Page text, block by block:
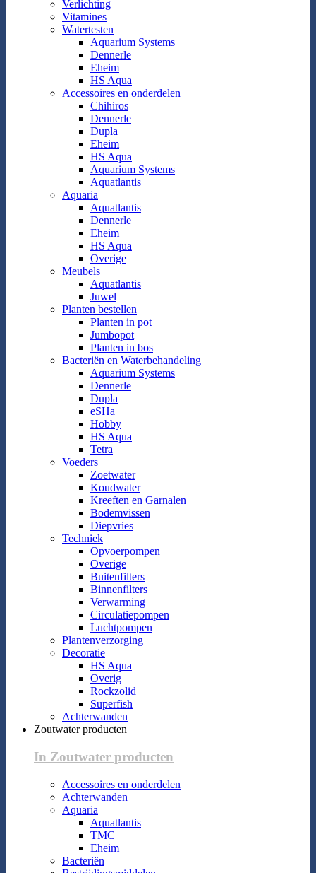
Verlichting
Vitamines
Watertesten
Aquarium Systems
Dennerle
Eheim
HS Aqua
Accessoires en onderdelen
Chihiros
Dennerle
Dupla
Eheim
HS Aqua
Aquarium Systems
Aquatlantis
Aquaria
Aquatlantis
Dennerle
Eheim
HS Aqua
Overige
Meubels
Aquatlantis
Juwel
Planten bestellen
Planten in pot
Jumbopot
Planten in bos
Bacteriën en Waterbehandeling
Aquarium Systems
Dennerle
Dupla
eSHa
Hobby
HS Aqua
Tetra
Voeders
Zoetwater
Koudwater
Kreeften en Garnalen
Bodemvissen
Diepvries
Techniek
Opvoerpompen
Overige
Buitenfilters
Binnenfilters
Verwarming
Circulatiepompen
Luchtpompen
Plantenverzorging
Decoratie
HS Aqua
Overig
Rockzolid
Superfish
Achterwanden
Zoutwater producten
In Zoutwater producten
Accessoires en onderdelen
Achterwanden
Aquaria
Aquatlantis
TMC
Eheim
Bacteriën